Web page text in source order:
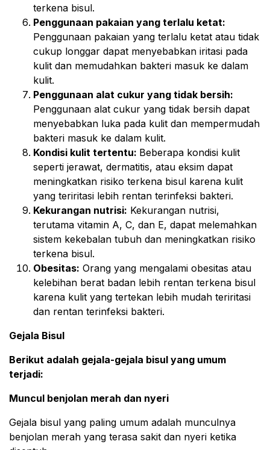
terkena bisul.
Penggunaan pakaian yang terlalu ketat:
Penggunaan pakaian yang terlalu ketat atau tidak
cukup longgar dapat menyebabkan iritasi pada
kulit dan memudahkan bakteri masuk ke dalam
kulit.
Penggunaan alat cukur yang tidak bersih:
Penggunaan alat cukur yang tidak bersih dapat
menyebabkan luka pada kulit dan mempermudah
bakteri masuk ke dalam kulit.
Kondisi kulit tertentu: Beberapa kondisi kulit
seperti jerawat, dermatitis, atau eksim dapat
meningkatkan risiko terkena bisul karena kulit
yang teriritasi lebih rentan terinfeksi bakteri.
Kekurangan nutrisi: Kekurangan nutrisi,
terutama vitamin A, C, dan E, dapat melemahkan
sistem kekebalan tubuh dan meningkatkan risiko
terkena bisul.
Obesitas: Orang yang mengalami obesitas atau
kelebihan berat badan lebih rentan terkena bisul
karena kulit yang tertekan lebih mudah teriritasi
dan rentan terinfeksi bakteri.
Gejala Bisul
Berikut adalah gejala-gejala bisul yang umum
terjadi:
Muncul benjolan merah dan nyeri
Gejala bisul yang paling umum adalah munculnya
benjolan merah yang terasa sakit dan nyeri ketika